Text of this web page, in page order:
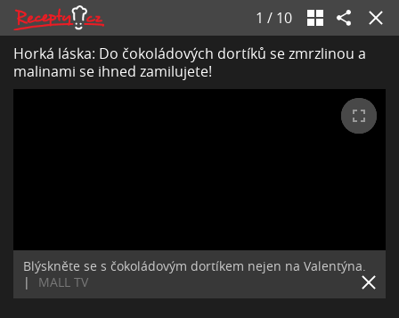
1 / 10
Horká láska: Do čokoládových dortíků se zmrzlinou a
malinami se ihned zamilujete!
Blýskněte se s čokoládovým dortíkem nejen na Valentýna.
|
MALL TV